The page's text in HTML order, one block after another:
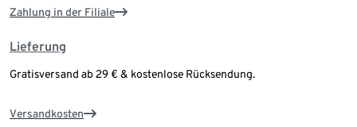
Zahlung in der Filiale
Lieferung
Gratisversand ab 29 € & kostenlose Rücksendung.
Versandkosten